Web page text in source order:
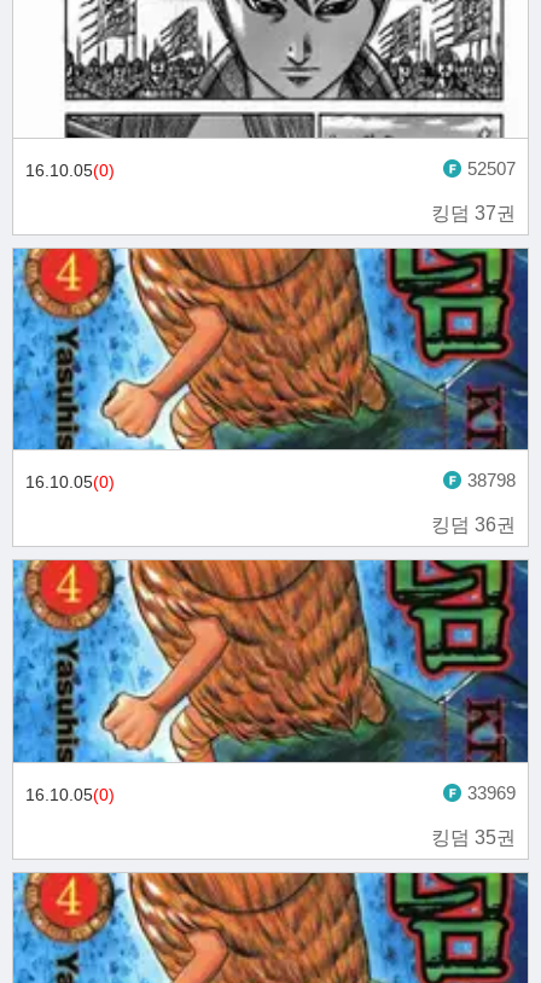
킹덤 37권
16.10.05(0) 52507
킹덤 36권
16.10.05(0) 38798
킹덤 35권
16.10.05(0) 33969